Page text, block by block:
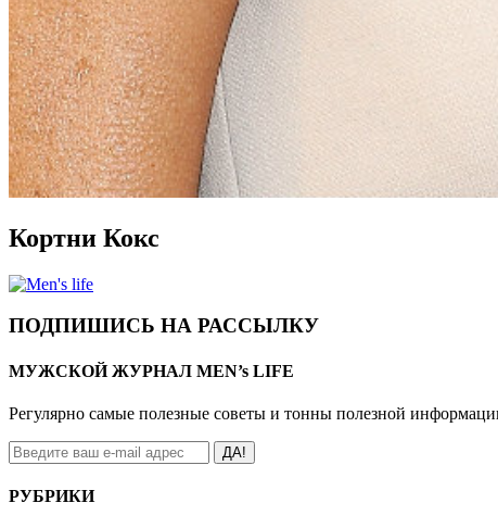
Кортни Кокс
ПОДПИШИСЬ НА РАССЫЛКУ
МУЖСКОЙ ЖУРНАЛ MEN’s LIFE
Регулярно самые полезные советы и тонны полезной
ДА!
РУБРИКИ